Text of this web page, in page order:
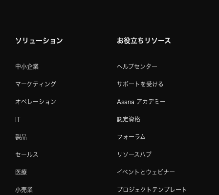
ソリューション
中小企業
マーケティング
オペレーション
製品
セールス
医療
小売業
お役立ちリソース
ヘルプセンター
サポートを受ける
Asana アカデミー
認定資格
フォーラム
リソースハブ
イベントとウェビナー
プロジェクトテンプレート